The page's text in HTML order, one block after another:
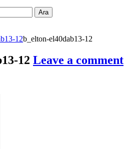
Ara
12b_elton-el40dab13-12
12 Leave a comment